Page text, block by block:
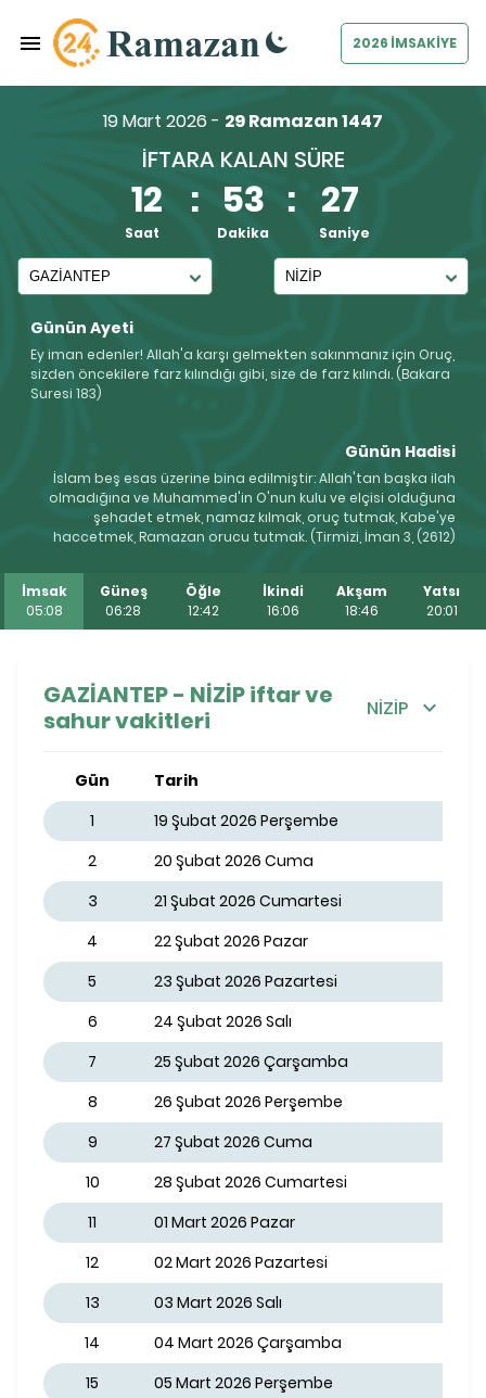
2026 İMSAKİYE
Günün Ayeti
Ey iman edenler! Allah'a karşı gelmekten sakınmanız için Oruç,
sizden öncekilere farz kılındığı gibi, size de farz kılındı. (Bakara
Suresi 183)
19 Mart 2026 - 29 Ramazan 1447
İFTARA KALAN SÜRE
12 : 53 : 26
Saat Dakika Saniye
Günün Hadisi
İslam beş esas üzerine bina edilmiştir: Allah'tan başka ilah
olmadığına ve Muhammed'in O'nun kulu ve elçisi olduğuna
şehadet etmek, namaz kılmak, oruç tutmak, Kabe'ye
haccetmek, Ramazan orucu tutmak. (Tirmizi, İman 3, (2612)
İmsak
05:08
Güneş
06:28
Öğle
12:42
İkindi
16:06
Akşam
18:46
Yatsı
20:01
GAZİANTEP - NİZİP iftar ve
sahur vakitleri
NİZİP
Gün Tarih
1
19 Şubat 2026 Perşembe
2
20 Şubat 2026 Cuma
3
21 Şubat 2026 Cumartesi
4
22 Şubat 2026 Pazar
5
23 Şubat 2026 Pazartesi
6
24 Şubat 2026 Salı
7
25 Şubat 2026 Çarşamba
8
26 Şubat 2026 Perşembe
9
27 Şubat 2026 Cuma
10
28 Şubat 2026 Cumartesi
11
01 Mart 2026 Pazar
12
02 Mart 2026 Pazartesi
13
03 Mart 2026 Salı
14
04 Mart 2026 Çarşamba
15
05 Mart 2026 Perşembe